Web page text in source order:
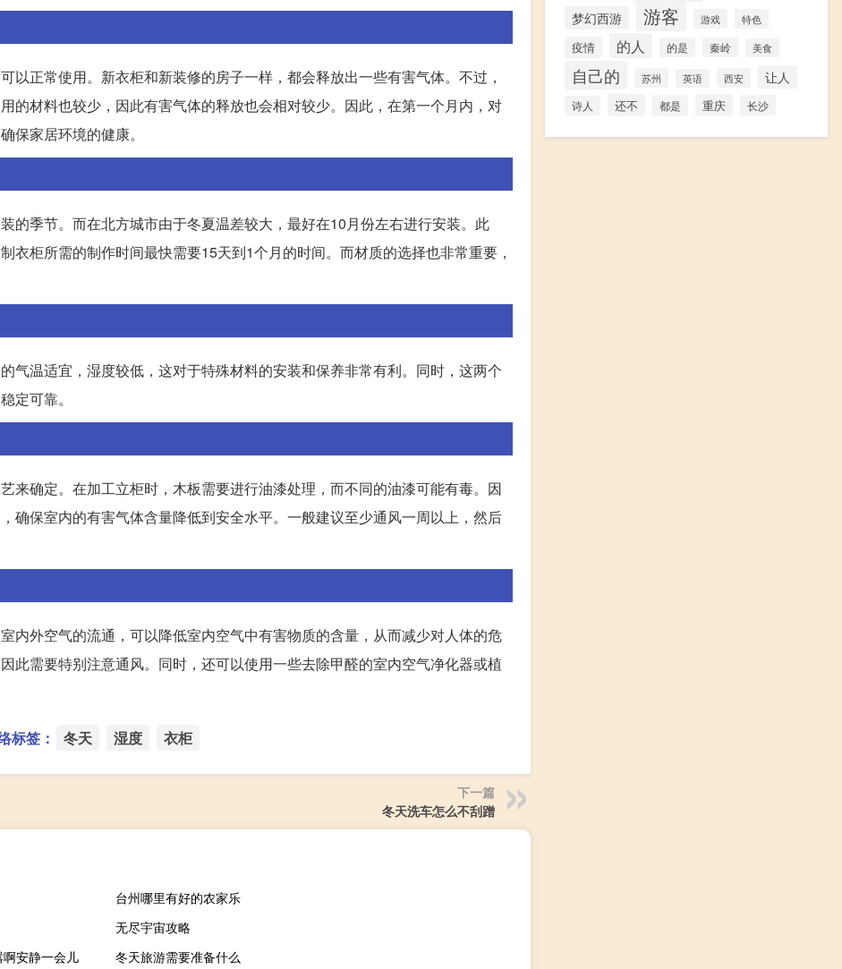
以正常使用。新衣柜和新装修的房子一样，都会释放出一些有害气体。不过，
的材料也较少，因此有害气体的释放也会相对较少。因此，在第一个月内，对
保家居环境的健康。
的季节。而在北方城市由于冬夏温差较大，最好在10月份左右进行安装。此
衣柜所需的制作时间最快需要15天到1个月的时间。而材质的选择也非常重要，
气温适宜，湿度较低，这对于特殊材料的安装和保养非常有利。同时，这两个
定可靠。
来确定。在加工立柜时，木板需要进行油漆处理，而不同的油漆可能有毒。因
确保室内的有害气体含量降低到安全水平。一般建议至少通风一周以上，然后
内外空气的流通，可以降低室内空气中有害物质的含量，从而减少对人体的危
此需要特别注意通风。同时，还可以使用一些去除甲醛的室内空气净化器或植
标签： 冬天 湿度 衣柜
下一篇
冬天洗车怎么不刮蹭
台州哪里有好的农家乐
无尽宇宙攻略
安静一会儿
冬天旅游需要准备什么
梦幻西游 游客 游戏 特色
疫情 的人 的是 秦岭 美食
自己的 苏州 英语 西安 让人
诗人 还不 都是 重庆 长沙